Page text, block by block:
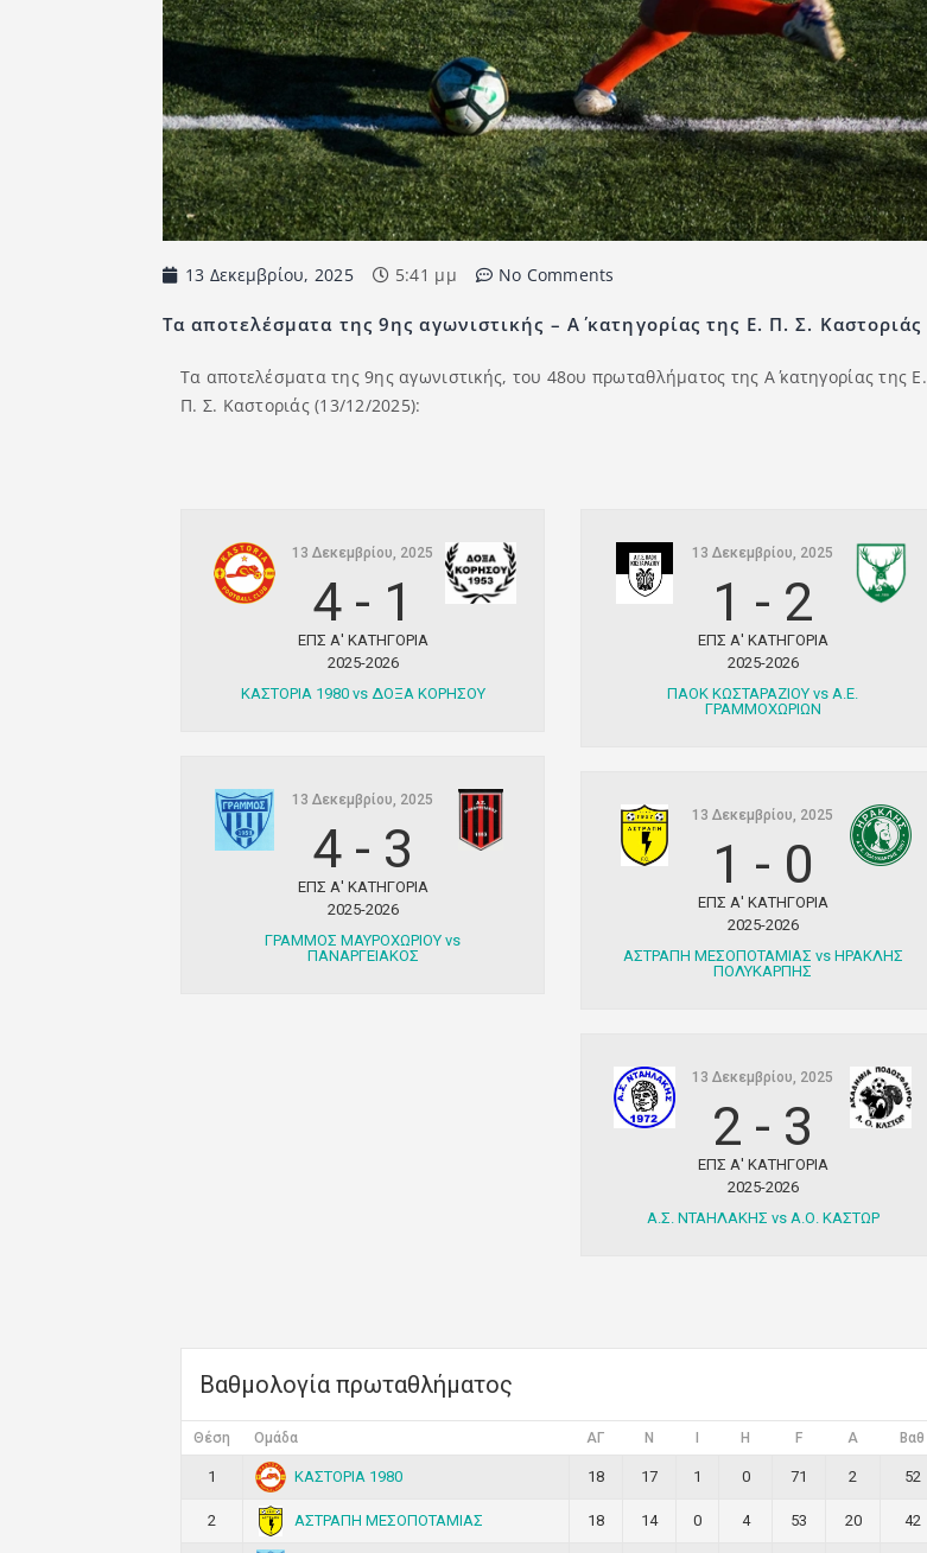
13 Δεκεμβρίου, 2025 5:41 μμ No Comments
Τα αποτελέσματα της 9ης αγωνιστικής – A΄ κατηγορίας της Ε. Π. Σ. Καστοριάς
Τα αποτελέσματα της 9ης αγωνιστικής, του 48ου πρωταθλήματος της Α΄ κατηγορίας της Ε.
Π. Σ. Καστοριάς (13/12/2025):
13 Δεκεμβρίου, 2025
4 - 1
ΕΠΣ Α' ΚΑΤΗΓΟΡΙΑ
2025-2026
ΚΑΣΤΟΡΙΑ 1980 vs ΔΟΞΑ ΚΟΡΗΣΟΥ
13 Δεκεμβρίου, 2025
4 - 3
ΕΠΣ Α' ΚΑΤΗΓΟΡΙΑ
2025-2026
ΓΡΑΜΜΟΣ ΜΑΥΡΟΧΩΡΙΟΥ vs
ΠΑΝΑΡΓΕΙΑΚΟΣ
13 Δεκεμβρίου, 2025
1 - 2
ΕΠΣ Α' ΚΑΤΗΓΟΡΙΑ
2025-2026
ΠΑΟΚ ΚΩΣΤΑΡΑΖΙΟΥ vs Α.Ε.
ΓΡΑΜΜΟΧΩΡΙΩΝ
13 Δεκεμβρίου, 2025
1 - 0
ΕΠΣ Α' ΚΑΤΗΓΟΡΙΑ
2025-2026
ΑΣΤΡΑΠΗ ΜΕΣΟΠΟΤΑΜΙΑΣ vs ΗΡΑΚΛΗΣ
ΠΟΛΥΚΑΡΠΗΣ
13 Δεκεμβρίου, 2025
2 - 3
ΕΠΣ Α' ΚΑΤΗΓΟΡΙΑ
2025-2026
Α.Σ. ΝΤΑΗΛΑΚΗΣ vs Α.Ο. ΚΑΣΤΩΡ
Βαθμολογία πρωταθλήματος
Θέση Ομάδα ΑΓ Ν H F A Βαθ
1 ΚΑΣΤΟΡΙΑ 1980 18 17 1 0 71 2 52
2 ΑΣΤΡΑΠΗ ΜΕΣΟΠΟΤΑΜΙΑΣ 18 14 0 4 53 20 42